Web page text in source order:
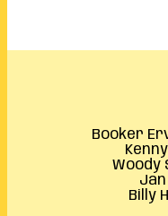
Booker
Woody
Billy